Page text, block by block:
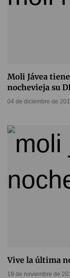
Moli Jávea
nochevieja su
04 de diciembre de
Vive la última
19 de noviembre de